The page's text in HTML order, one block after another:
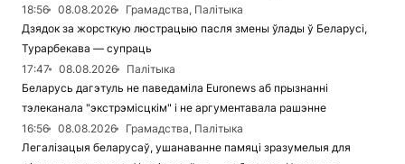
18:56
08.08.2026
Грамадства, Палітыка
Дзядок за жорсткую люстрацыю пасля змены ўлады ў Беларусі,
Турарбекава — супраць
17:47
08.08.2026
Палітыка
Беларусь дагэтуль не паведаміла Euronews аб прызнанні
тэлеканала "экстрэмісцкім" і не аргументавала рашэнне
16:56
08.08.2026
Грамадства, Палітыка
Легалізацыя беларусаў, ушанаванне памяці зразумелыя для